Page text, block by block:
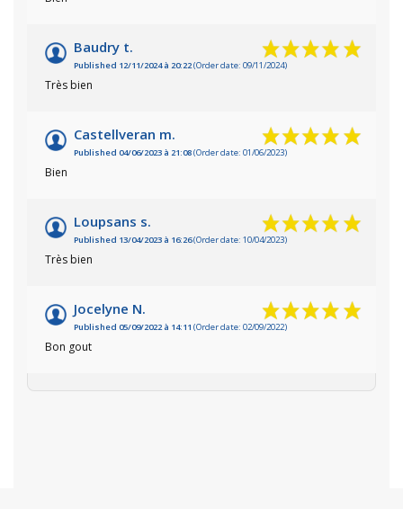
Baudry t.
Published 12/11/2024 à 20:22(Order date: 09/11/2024)
Très bien
Castellveran m.
Published 04/06/2023 à 21:08(Order date: 01/06/2023)
Bien
Loupsans s.
Published 13/04/2023 à 16:26(Order date: 10/04/2023)
Très bien
Jocelyne N.
Published 05/09/2022 à 14:11 (Order date: 02/09/2022)
Bon gout